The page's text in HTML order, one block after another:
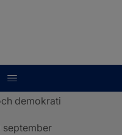
demokrati
september